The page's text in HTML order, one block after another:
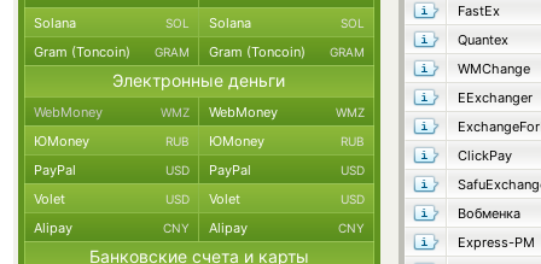
FastEx
Quantex
WMChange
EExchanger
ClickPay
Вобменка
Express-PM
Solana SOL Solana SOL
Gram (Toncoin) GRAM Gram (Toncoin) GRAM
Электронные деньги
WebMoney WMZ WebMoney WMZ
ЮMoney RUB ЮMoney RUB
PayPal USD PayPal USD
Volet USD Volet USD
Alipay CNY Alipay CNY
Банковские счета и карты